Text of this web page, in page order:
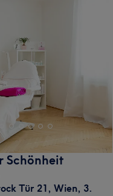
Schönheit
Tür 21, Wien, 3.